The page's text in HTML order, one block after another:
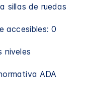
sillas de ruedas​
accesibles: 0
niveles
ADA